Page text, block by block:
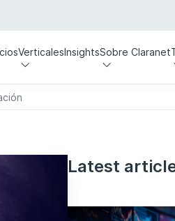
VerticalesInsightsSobre Claranet
Latest